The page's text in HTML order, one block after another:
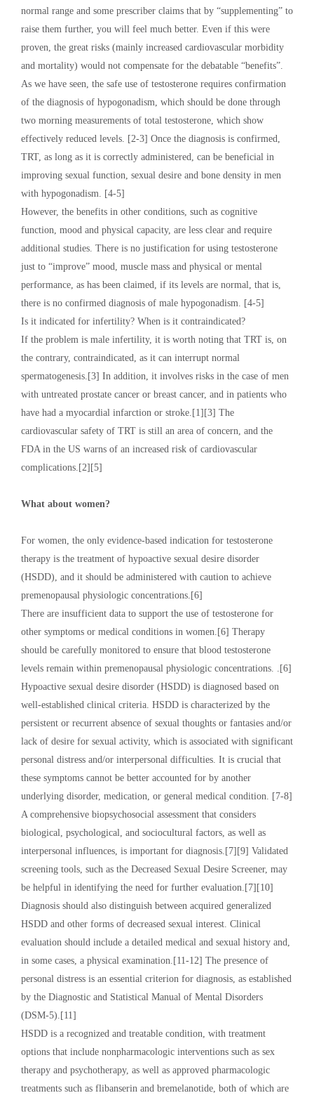
normal range and some prescriber claims that by “supplementing” to
raise them further, you will feel much better. Even if this were
proven, the great risks (mainly increased cardiovascular morbidity
and mortality) would not compensate for the debatable “benefits”.
As we have seen, the safe use of testosterone requires confirmation
of the diagnosis of hypogonadism, which should be done through
two morning measurements of total testosterone, which show
effectively reduced levels. [2-3] Once the diagnosis is confirmed,
TRT, as long as it is correctly administered, can be beneficial in
improving sexual function, sexual desire and bone density in men
with hypogonadism. [4-5]
However, the benefits in other conditions, such as cognitive
function, mood and physical capacity, are less clear and require
additional studies. There is no justification for using testosterone
just to “improve” mood, muscle mass and physical or mental
performance, as has been claimed, if its levels are normal, that is,
there is no confirmed diagnosis of male hypogonadism. [4-5]
Is it indicated for infertility? When is it contraindicated?
If the problem is male infertility, it is worth noting that TRT is, on
the contrary, contraindicated, as it can interrupt normal
spermatogenesis.[3] In addition, it involves risks in the case of men
with untreated prostate cancer or breast cancer, and in patients who
have had a myocardial infarction or stroke.[1][3] The
cardiovascular safety of TRT is still an area of ​​concern, and the
FDA in the US warns of an increased risk of cardiovascular
complications.[2][5]
What about women?
For women, the only evidence-based indication for testosterone
therapy is the treatment of hypoactive sexual desire disorder
(HSDD), and it should be administered with caution to achieve
premenopausal physiologic concentrations.[6]
There are insufficient data to support the use of testosterone for
other symptoms or medical conditions in women.[6] Therapy
should be carefully monitored to ensure that blood testosterone
levels remain within premenopausal physiologic concentrations. .[6]
Hypoactive sexual desire disorder (HSDD) is diagnosed based on
well-established clinical criteria. HSDD is characterized by the
persistent or recurrent absence of sexual thoughts or fantasies and/or
lack of desire for sexual activity, which is associated with significant
personal distress and/or interpersonal difficulties. It is crucial that
these symptoms cannot be better accounted for by another
underlying disorder, medication, or general medical condition. [7-8]
A comprehensive biopsychosocial assessment that considers
biological, psychological, and sociocultural factors, as well as
interpersonal influences, is important for diagnosis.[7][9] Validated
screening tools, such as the Decreased Sexual Desire Screener, may
be helpful in identifying the need for further evaluation.[7][10]
Diagnosis should also distinguish between acquired generalized
HSDD and other forms of decreased sexual interest. Clinical
evaluation should include a detailed medical and sexual history and,
in some cases, a physical examination.[11-12] The presence of
personal distress is an essential criterion for diagnosis, as established
by the Diagnostic and Statistical Manual of Mental Disorders
(DSM-5).[11]
HSDD is a recognized and treatable condition, with treatment
options that include nonpharmacologic interventions such as sex
therapy and psychotherapy, as well as approved pharmacologic
treatments such as flibanserin and bremelanotide, both of which are